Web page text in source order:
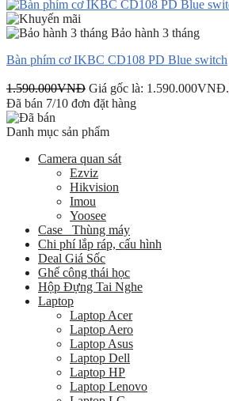
Bảo hành 3 tháng
Bàn phím cơ IKBC CD108 PD Blue switch
1.590.000VNĐ Giá gốc là: 1.590.000VNĐ.
Đã bán 7/10 đơn đặt hàng
Danh mục sản phẩm
Camera quan sát
Ezviz
Hikvision
Imou
Yoosee
Case _Thùng máy
Chi phí lắp ráp, cấu hình
Deal Giá Sốc
Ghế công thái học
Hộp Đựng Tai Nghe
Laptop
Laptop Acer
Laptop Aero
Laptop Asus
Laptop Dell
Laptop HP
Laptop Lenovo